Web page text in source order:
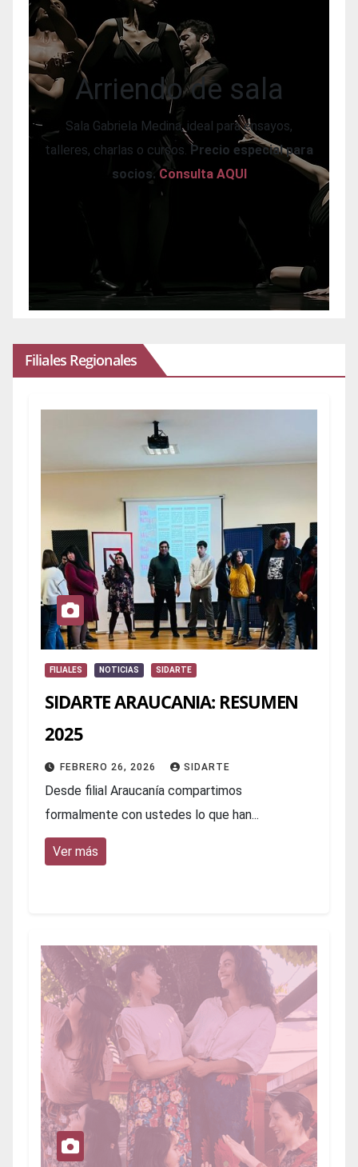
Arriendo de sala
Sala Gabriela Medina, ideal para ensayos,
talleres, charlas o cursos. Precio especial para
socios. Consulta AQUI
Filiales Regionales
FILIALES NOTICIAS SIDARTE
SIDARTE ARAUCANIA: RESUMEN
2025
FEBRERO 26, 2026 SIDARTE
Desde filial Araucanía compartimos
formalmente con ustedes lo que han...
Ver más